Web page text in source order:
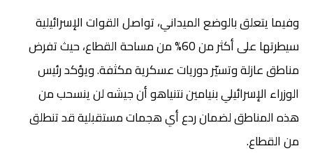
وفيما يتعلق بالوضع الميداني، تواصل القوات الإسرائيلية
سيطرتها على أكثر من 60% من مساحة القطاع، حيث تفرض
مناطق عازلة وتسيّر دوريات عسكرية مكثفة. ويؤكد رئيس
الوزراء الإسرائيلي بنيامين نتنياهو أن جيشه لن ينسحب من
هذه المناطق لضمان ردع أي هجمات مستقبلية قد تنطلق
من القطاع.